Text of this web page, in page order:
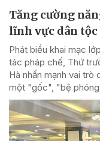
Tăng cường
lĩnh vực dân tộc
Phát biểu khai mạc
tác pháp chế, Thứ
Hà nhấn mạnh vai
một "gốc", "bệ